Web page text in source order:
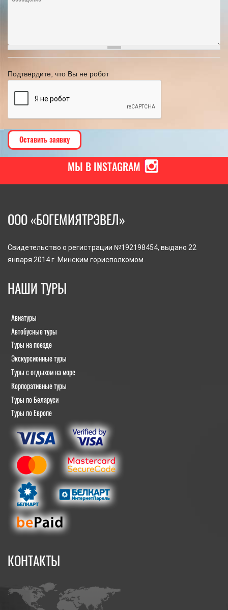
Подтвердите, что Вы не робот
МЫ В INSTAGRAM
ООО «БОГЕМИЯТРЭВЕЛ»
Свидетельство о регистрации №192198454, выдано 22
января 2014 г. Минским горисполкомом.
НАШИ ТУРЫ
Авиатуры
Автобусные туры
Туры на поезде
Экскурсионные туры
Туры с отдыхом на море
Корпоративные туры
Туры по Беларуси
Туры по Европе
КОНТАКТЫ